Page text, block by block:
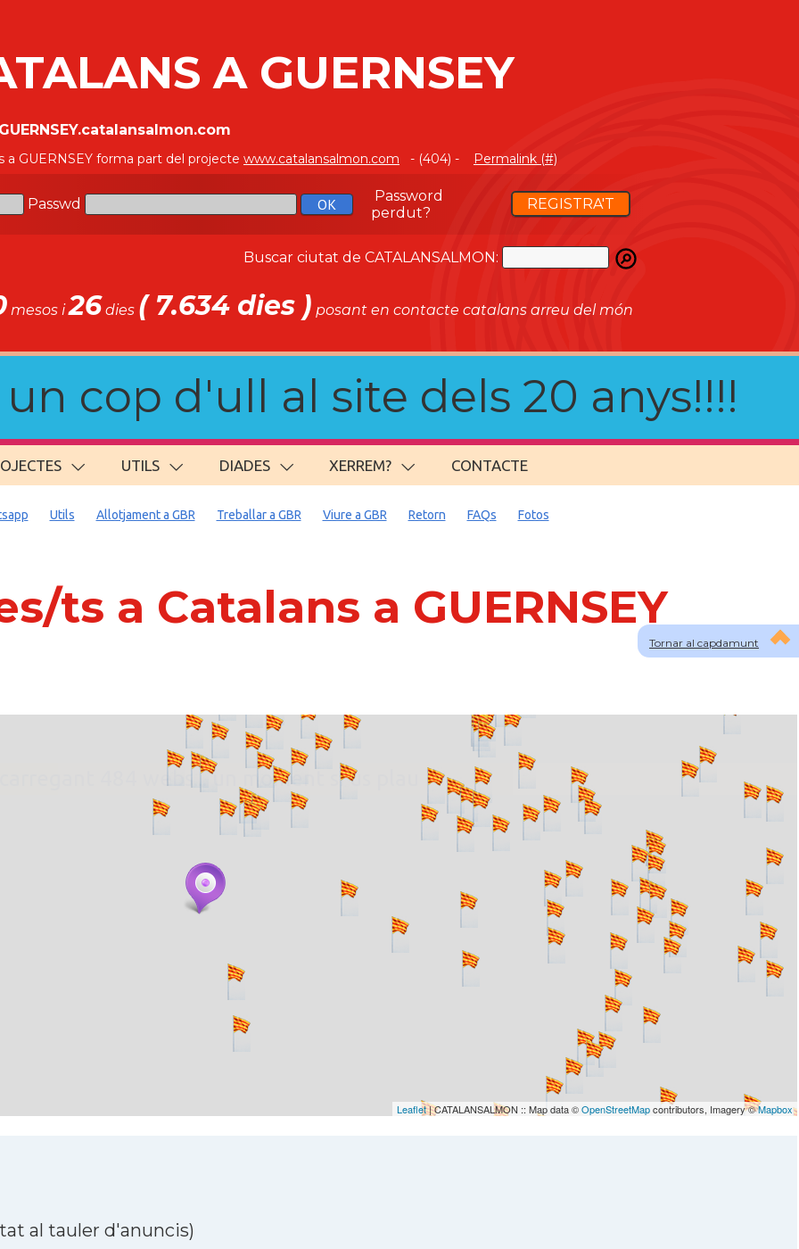
A GUERNSEY
a GUERNSEY forma part del projecte www.catalansalmon.com - (404) - Permalink (#)
Passwd
Password
perdut?
REGISTRA'T
Buscar ciutat de CATALANSALMON:
mesos i26dies ( 7.634 dies ) posant en contacte catalans arreu del món
cop d'ull al site dels 20 anys!!!!
UTILS DIADES XERREM? CONTACTE
Tornar al capdamunt
Utils Allotjament a GBR Treballar a GBR Viure a GBR Retorn FAQs Fotos
ts a Catalans a GUERNSEY
carregant 484 webs... un moment si us plau
Leaflet| CATALANSALMON :: Map data ©OpenStreetMapcontributors, Imagery ©Mapbox
al tauler d'anuncis)